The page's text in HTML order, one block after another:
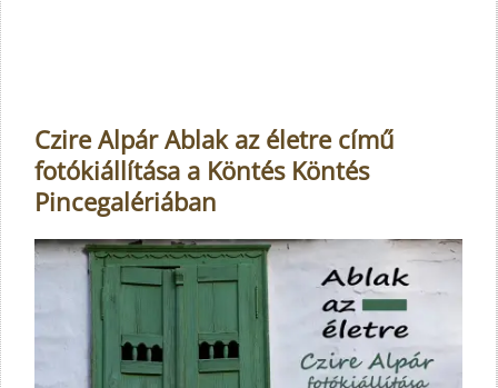
Czire Alpár Ablak az életre című
fotókiállítása a Köntés Köntés
Pincegalériában